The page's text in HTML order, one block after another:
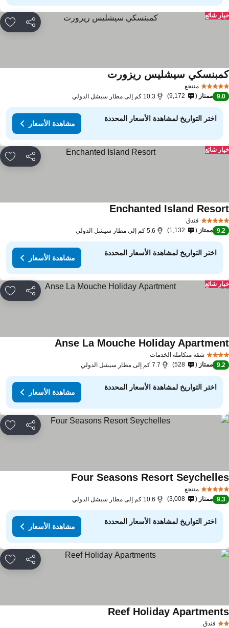
مشاركة
شائع
منتجع
سيشليس ريزورت
9.0 ممتاز 9,172 10.3 كم إلى مطار سيشل الدولي
اختر التواريخ لمشاهدة الأسعار المحددة
مشاهدة الأسعار
مشاركة
شائع
فندق
Enchanted Island
9.2 ممتاز 1,132 5.6 كم إلى مطار سيشل الدولي
اختر التواريخ لمشاهدة الأسعار المحددة
مشاهدة الأسعار
مشاركة
شائع
شقة متكاملة الخدمات
Anse La Mouche Holiday
9.2 ممتاز 528 7.7 كم إلى مطار سيشل الدولي
اختر التواريخ لمشاهدة الأسعار المحددة
مشاهدة الأسعار
مشاركة
منتجع
Four Seasons Resort
9.3 ممتاز 3,008 10.6 كم إلى مطار سيشل الدولي
اختر التواريخ لمشاهدة الأسعار المحددة
مشاهدة الأسعار
مشاركة
فندق
Reef Holiday